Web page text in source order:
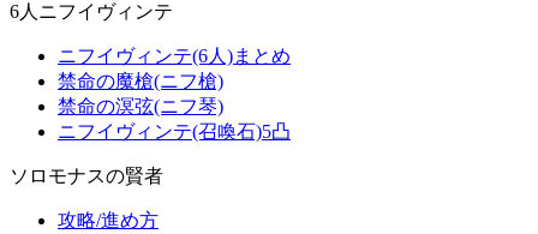
6人ニフイヴィンテ
ニフイヴィンテ(6人)まとめ
禁命の魔槍(ニフ槍)
禁命の溟弦(ニフ琴)
ニフイヴィンテ(召喚石)5凸
ソロモナスの賢者
攻略/進め方